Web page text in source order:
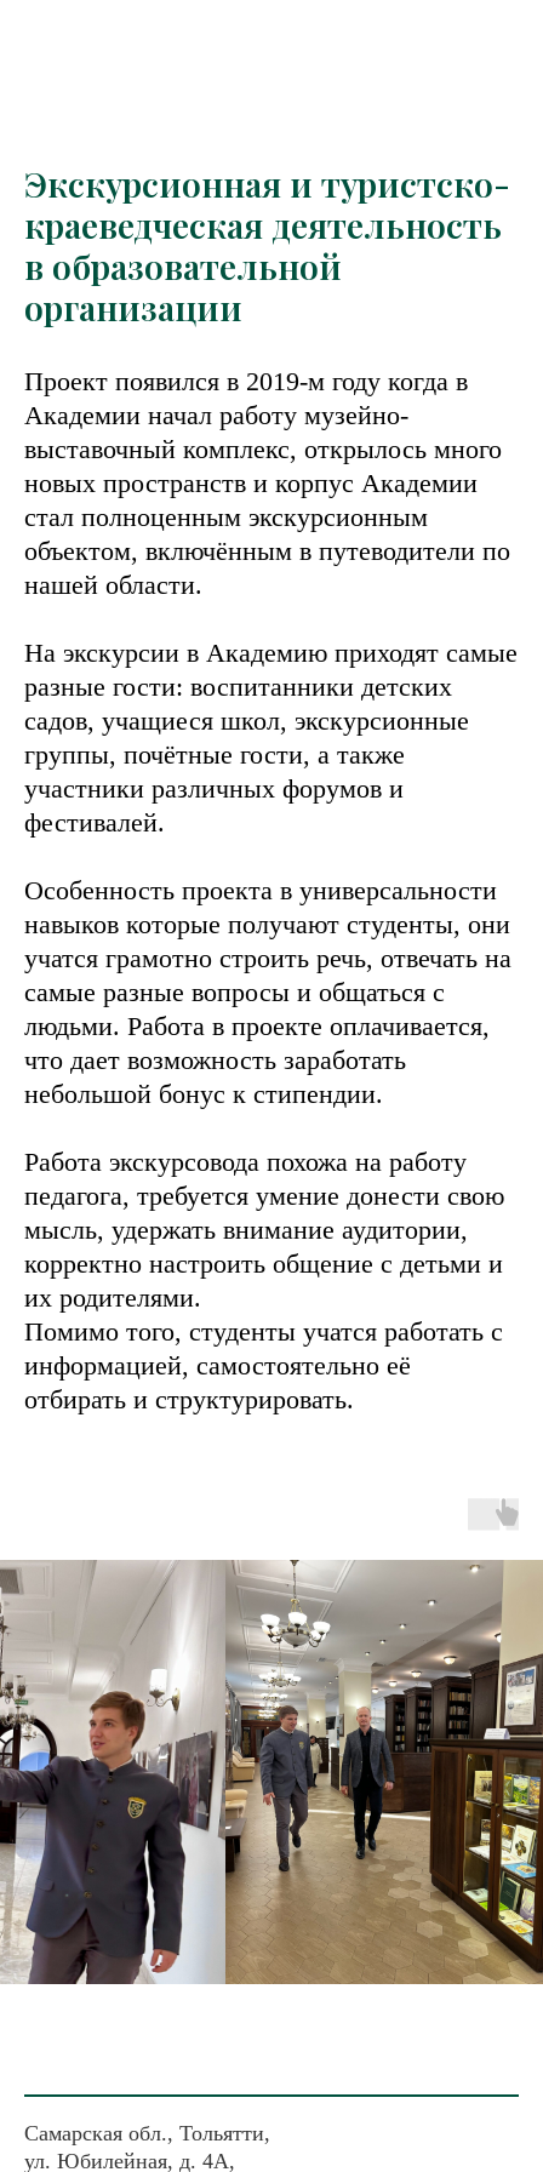
Экскурсионная и туристско-
краеведческая деятельность
в образовательной
организации
Проект появился в 2019-м году когда в
Академии начал работу музейно-
выставочный комплекс, открылось много
новых пространств и корпус Академии
стал полноценным экскурсионным
объектом, включённым в путеводители по
нашей области.
На экскурсии в Академию приходят самые
разные гости: воспитанники детских
садов, учащиеся школ, экскурсионные
группы, почётные гости, а также
участники различных форумов и
фестивалей.
Особенность проекта в универсальности
навыков которые получают студенты, они
учатся грамотно строить речь, отвечать на
самые разные вопросы и общаться с
людьми. Работа в проекте оплачивается,
что дает возможность заработать
небольшой бонус к стипендии.
Работа экскурсовода похожа на работу
педагога, требуется умение донести свою
мысль, удержать внимание аудитории,
корректно настроить общение с детьми и
их родителями.
Помимо того, студенты учатся работать с
информацией, самостоятельно её
отбирать и структурировать.
Самарская обл., Тольятти,
ул. Юбилейная, д. 4А,